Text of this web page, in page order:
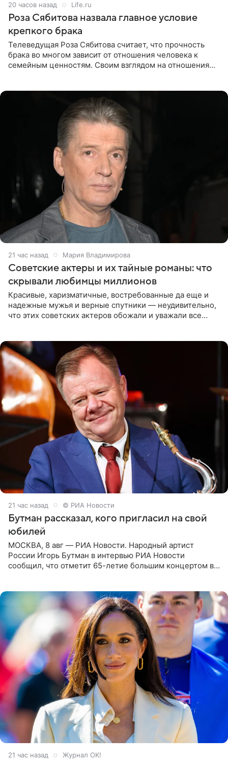
20 часов назад Life.ru
Роза Сябитова назвала главное условие
крепкого брака
Телеведущая Роза Сябитова считает, что прочность
брака во многом зависит от отношения человека к
семейным ценностям. Своим взглядом на отношения
21 час назад Мария Владимирова
Советские актеры и их тайные романы: что
скрывали любимцы миллионов
Красивые, харизматичные, востребованные да еще и
надежные мужья и верные спутники — неудивительно,
что этих советских актеров обожали и уважали все
21 час назад © РИА Новости
Бутман рассказал, кого пригласил на свой
юбилей
МОСКВА, 8 авг — РИА Новости. Народный артист
России Игорь Бутман в интервью РИА Новости
сообщил, что отметит 65-летие большим концертом в
21 час назад Журнал OK!